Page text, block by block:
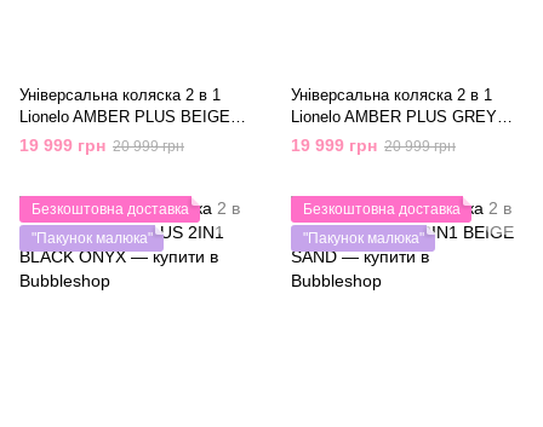
Універсальна коляска 2 в 1
Lionelo AMBER PLUS BEIGE
SAND
19 999 грн 20 999 грн
Універсальна коляска 2 в 1
Lionelo AMBER PLUS GREY
GRAPHITE
19 999 грн 20 999 грн
Безкоштовна доставка
"Пакунок малюка"
Безкоштовна доставка
"Пакунок малюка"